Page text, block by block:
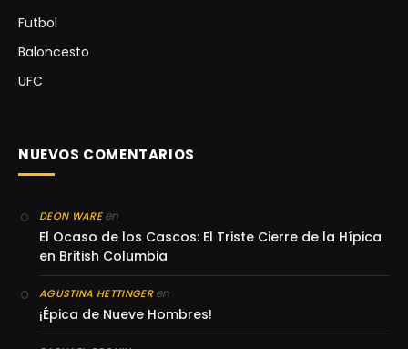
Futbol
Baloncesto
UFC
NUEVOS COMENTARIOS
DEON WAREen
El Ocaso de los Cascos: El Triste Cierre de la Hípica
en British Columbia
AGUSTINA HETTINGERen
¡Épica de Nueve Hombres!